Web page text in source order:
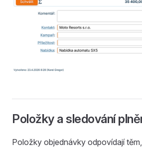
Položky a sledování
Položky objednávky odpovídají